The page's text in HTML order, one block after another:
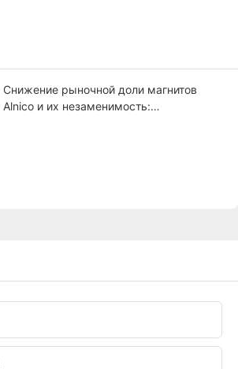
Снижение рыночной доли магнитов
Alnico и их незаменимость: